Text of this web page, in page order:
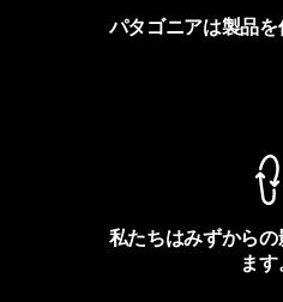
パタゴニアは製品を
私たちはみずから
ます